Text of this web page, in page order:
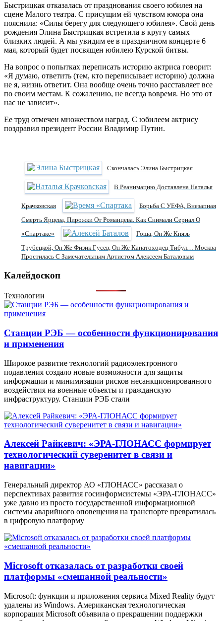
Быстрицкая отказалась от празднования своего юбилея на
сцене Малого театра. С присущим ей чувством юмора она
пояснила: «Силы берегу для следующего юбилея». Свой день
рождения Элина Быстрицкая встретила в кругу самых
близких людей. А мы увидим ее в праздничном концерте 6
мая, который будет посвящен юбилею Курской битвы.
На вопрос о попытках переписать историю актриса говорит:
«Я думаю, ответить (тем, кто переписывает историю) должна
не я, жизнь ответит. Она вообще очень точно расставляет все
по своим местам. К сожалению, не всегда вовремя. Но это от
нас не зависит».
Ее труд отмечен множеством наград. С юбилеем актрису
поздравил президент России Владимир Путин.
Скончалась Элина Быстрицкая
В Реанимацию Доставлена Наталья
Крачковская
Борьба С УЕФА, Внезапная
Смерть Ярцева, Пирожки От Романцева. Как Снимали Сериал О
«Спартаке»
Гоша, Он Же Князь
Трубецкой, Он Же Физик Гусев, Он Же Канатоходец Тибул… Москва
Простилась С Замечательным Артистом Алексеем Баталовым
Калейдоскоп
Технологии
Станции РЭБ — особенности функционирования
и применения
Широкое развитие технологий радиоэлектронного
подавления создало новые возможности для защиты
информации и минимизации рисков несанкционированного
воздействия на военные объекты и гражданскую
инфраструктуру. Станции РЭБ стали
Алексей Райкевич: «ЭРА-ГЛОНАСС формирует
технологический суверенитет в связи и
навигации»
Генеральный директор АО «ГЛОНАСС» рассказал о
перспективах развития госинформсистемы «ЭРА-ГЛОНАСС»
уже давно из просто государственной информационной
системы аварийного оповещения на транспорте превратилась
в цифровую платформу
Microsoft отказалась от разработки своей
платформы «смешанной реальности»
Microsoft: функции и приложения сервиса Mixed Reality будут
удалены из Windows. Американская технологическая
корпорация Microsoft объявила о прекращении поддержки